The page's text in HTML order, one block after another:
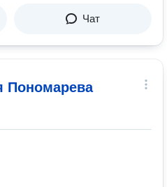
Чат
Пономарева